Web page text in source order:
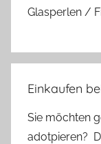
Glasperlen /
Einkaufen
Sie möchten
adotpieren?